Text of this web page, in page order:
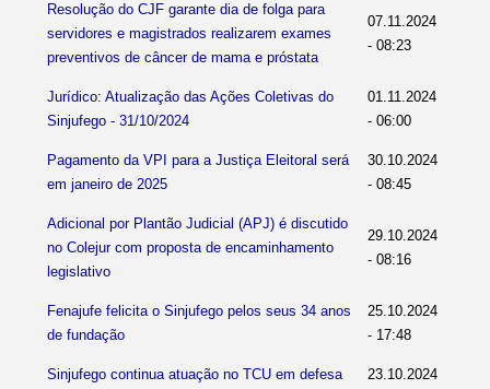
Resolução do CJF garante dia de folga para
servidores e magistrados realizarem exames
preventivos de câncer de mama e próstata
07.11.2024
- 08:23
Jurídico: Atualização das Ações Coletivas do
Sinjufego - 31/10/2024
01.11.2024
- 06:00
Pagamento da VPI para a Justiça Eleitoral será
em janeiro de 2025
30.10.2024
- 08:45
Adicional por Plantão Judicial (APJ) é discutido
no Colejur com proposta de encaminhamento
legislativo
29.10.2024
- 08:16
Fenajufe felicita o Sinjufego pelos seus 34 anos
de fundação
25.10.2024
- 17:48
Sinjufego continua atuação no TCU em defesa
23.10.2024